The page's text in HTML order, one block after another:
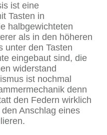
ist eine
Tasten in
halbgewichteten
als in den höheren
unter den Tasten
eingebaut sind, die
widerstand
ist nochmal
denn
den Federn wirklich
Anschlag eines